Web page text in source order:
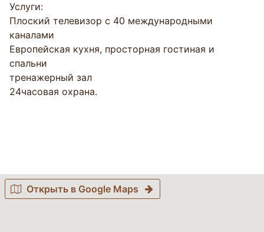
Услуги:
Плоский телевизор с 40 международными
каналами
Европейская кухня, просторная гостиная и
спальни
тренажерный зал
24часовая охрана.
Открыть в Google Maps